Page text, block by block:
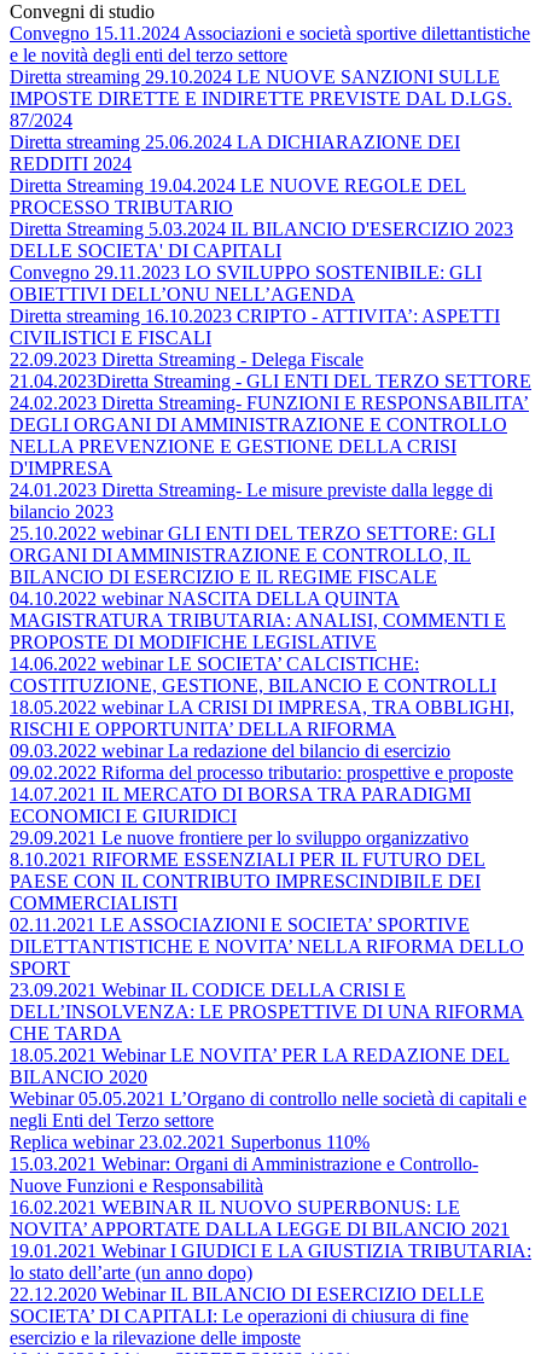
Convegni di studio
Convegno 15.11.2024 Associazioni e società sportive dilettantistiche
e le novità degli enti del terzo settore
Diretta streaming 29.10.2024 LE NUOVE SANZIONI SULLE
IMPOSTE DIRETTE E INDIRETTE PREVISTE DAL D.LGS.
87/2024
Diretta streaming 25.06.2024 LA DICHIARAZIONE DEI
REDDITI 2024
Diretta Streaming 19.04.2024 LE NUOVE REGOLE DEL
PROCESSO TRIBUTARIO
Diretta Streaming 5.03.2024 IL BILANCIO D'ESERCIZIO 2023
DELLE SOCIETA' DI CAPITALI
Convegno 29.11.2023 LO SVILUPPO SOSTENIBILE: GLI
OBIETTIVI DELL’ONU NELL’AGENDA
Diretta streaming 16.10.2023 CRIPTO - ATTIVITA’: ASPETTI
CIVILISTICI E FISCALI
22.09.2023 Diretta Streaming - Delega Fiscale
21.04.2023Diretta Streaming - GLI ENTI DEL TERZO SETTORE
24.02.2023 Diretta Streaming- FUNZIONI E RESPONSABILITA’
DEGLI ORGANI DI AMMINISTRAZIONE E CONTROLLO
NELLA PREVENZIONE E GESTIONE DELLA CRISI
D'IMPRESA
24.01.2023 Diretta Streaming- Le misure previste dalla legge di
bilancio 2023
25.10.2022 webinar GLI ENTI DEL TERZO SETTORE: GLI
ORGANI DI AMMINISTRAZIONE E CONTROLLO, IL
BILANCIO DI ESERCIZIO E IL REGIME FISCALE
04.10.2022 webinar NASCITA DELLA QUINTA
MAGISTRATURA TRIBUTARIA: ANALISI, COMMENTI E
PROPOSTE DI MODIFICHE LEGISLATIVE
14.06.2022 webinar LE SOCIETA’ CALCISTICHE:
COSTITUZIONE, GESTIONE, BILANCIO E CONTROLLI
18.05.2022 webinar LA CRISI DI IMPRESA, TRA OBBLIGHI,
RISCHI E OPPORTUNITA’ DELLA RIFORMA
09.03.2022 webinar La redazione del bilancio di esercizio
09.02.2022 Riforma del processo tributario: prospettive e proposte
14.07.2021 IL MERCATO DI BORSA TRA PARADIGMI
ECONOMICI E GIURIDICI
29.09.2021 Le nuove frontiere per lo sviluppo organizzativo
8.10.2021 RIFORME ESSENZIALI PER IL FUTURO DEL
PAESE CON IL CONTRIBUTO IMPRESCINDIBILE DEI
COMMERCIALISTI
02.11.2021 LE ASSOCIAZIONI E SOCIETA’ SPORTIVE
DILETTANTISTICHE E NOVITA’ NELLA RIFORMA DELLO
SPORT
23.09.2021 Webinar IL CODICE DELLA CRISI E
DELL’INSOLVENZA: LE PROSPETTIVE DI UNA RIFORMA
CHE TARDA
18.05.2021 Webinar LE NOVITA’ PER LA REDAZIONE DEL
BILANCIO 2020
Webinar 05.05.2021 L’Organo di controllo nelle società di capitali e
negli Enti del Terzo settore
Replica webinar 23.02.2021 Superbonus 110%
15.03.2021 Webinar: Organi di Amministrazione e Controllo-
Nuove Funzioni e Responsabilità
16.02.2021 WEBINAR IL NUOVO SUPERBONUS: LE
NOVITA’ APPORTATE DALLA LEGGE DI BILANCIO 2021
19.01.2021 Webinar I GIUDICI E LA GIUSTIZIA TRIBUTARIA:
lo stato dell’arte (un anno dopo)
22.12.2020 Webinar IL BILANCIO DI ESERCIZIO DELLE
SOCIETA’ DI CAPITALI: Le operazioni di chiusura di fine
esercizio e la rilevazione delle imposte